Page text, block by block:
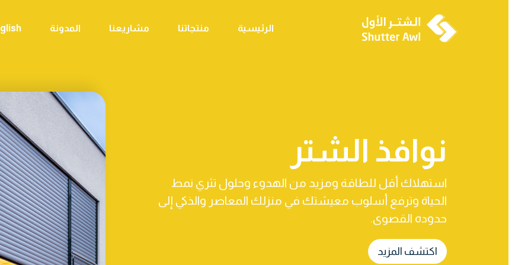
الرئيسية منتجاتنا مشاريعنا المدونة
نوافذ الشتر
استهلاك أقل للطاقة ومزيد من الهدوء وحلول تثري نمط
الحياة وترفع أسلوب معيشتك في منزلك المعاصر والذكي إلى
حدوده القصوى.
اكتشف المزيد